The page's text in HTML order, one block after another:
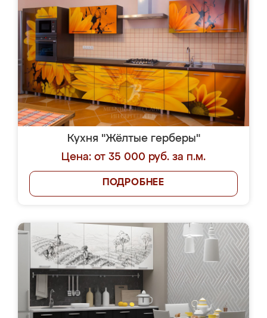
Кухня "Жёлтые герберы"
Цена: от 35 000 руб. за п.м.
ПОДРОБНЕЕ